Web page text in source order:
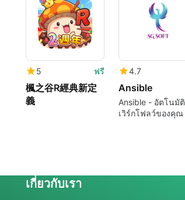
5 ฟรี
楓之谷R經典新定
義
4.7
Ansible
Ansible - อัตโนมัติ
เวิร์กโฟลว์ของคุณ
เกี่ยวกับเรา